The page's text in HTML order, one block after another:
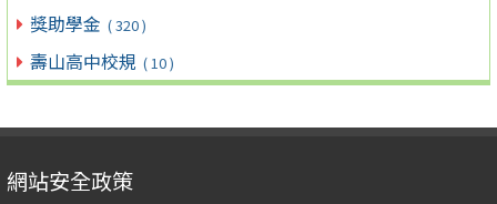
獎助學金 ( 320 )
壽山高中校規 ( 10 )
網站安全政策